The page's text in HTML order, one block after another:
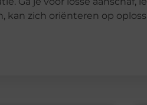
kan zich oriënteren op